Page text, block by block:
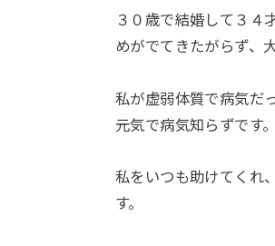
３０歳で結婚して３４
めがでてきたがらず、
私が虚弱体質で病気だ
元気で病気知らずです。
私をいつも助けてくれ
す。